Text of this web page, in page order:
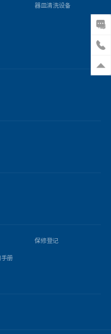
器皿清洗设备
保修登记
册